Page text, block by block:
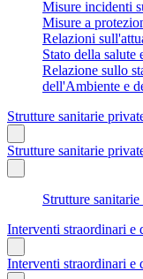
Misure incidenti
Misure a
Relazioni
Stato della salute
Relazione sullo
dell'Ambiente e
Strutture sanitarie
Strutture sanitarie
Strutture
Interventi straordinari e
Interventi straordinari e